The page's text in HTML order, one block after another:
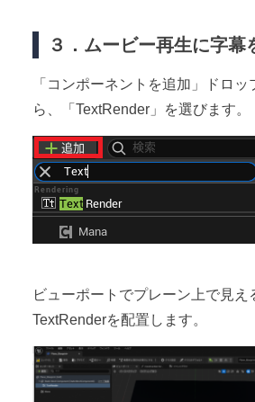
３．ムービー再生に字幕
「コンポーネントを追加」ドロ
ら、「TextRender」を選びます。
ビューポートでプレーン上で見え
TextRenderを配置します。